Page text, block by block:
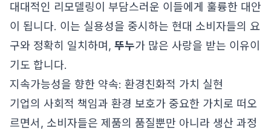
대대적인 리모델링이 부담스러운 이들에게 훌륭한 대안
이 됩니다. 이는 실용성을 중시하는 현대 소비자들의 요
구와 정확히 일치하며, 뚜누가 많은 사랑을 받는 이유이
기도 합니다.
지속가능성을 향한 약속: 환경친화적 가치 실현
기업의 사회적 책임과 환경 보호가 중요한 가치로 떠오
르면서, 소비자들은 제품의 품질뿐만 아니라 생산 과정